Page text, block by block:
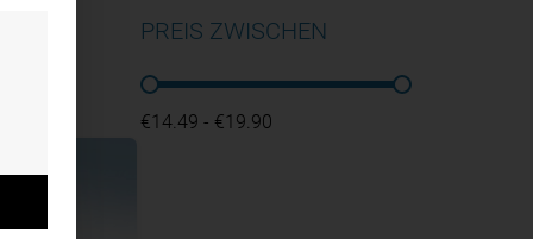
PREIS ZWISCHEN
PREIS ZWISCHEN
€14.49 - €19.90